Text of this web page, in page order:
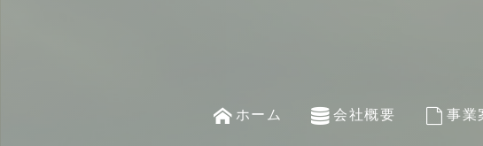
ホーム
home 会社概要
company 事業